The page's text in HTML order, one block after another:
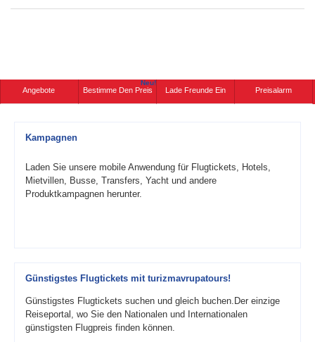
Angebote Bestimme Den Preis
Neu!
Lade Freunde Ein Preisalarm
Kampagnen
Laden Sie unsere mobile Anwendung für Flugtickets, Hotels,
Mietvillen, Busse, Transfers, Yacht und andere
Produktkampagnen herunter.
Günstigstes Flugtickets mit turizmavrupatours!
Günstigstes Flugtickets suchen und gleich buchen.Der einzige
Reiseportal, wo Sie den Nationalen und Internationalen
günstigsten Flugpreis finden können.